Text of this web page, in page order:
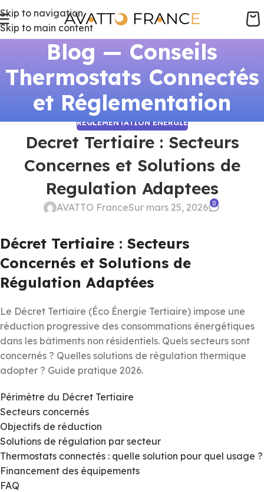
Skip to navigation
Skip to main content
Blog — Conseils
Thermostats Connectés
et Réglementation
RÉGLEMENTATION ÉNERGIE
Decret Tertiaire : Secteurs
Concernes et Solutions de
Regulation Adaptees
AVATTO FranceSur mars 25, 2026 0
Décret Tertiaire : Secteurs
Concernés et Solutions de
Régulation Adaptées
Le Décret Tertiaire (Éco Énergie Tertiaire) impose une
réduction progressive des consommations énergétiques
dans les bâtiments non résidentiels. Quels secteurs sont
concernés ? Quelles solutions de régulation thermique
adopter ? Guide pratique 2026.
Périmètre du Décret Tertiaire
Secteurs concernés
Objectifs de réduction
Solutions de régulation par secteur
Thermostats connectés : quelle solution pour quel usage ?
Financement des équipements
FAQ